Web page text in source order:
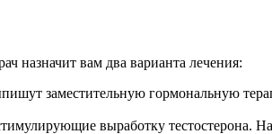
назначит вам два варианта лечения:
заместительную гормональную
выработку тестостерона.